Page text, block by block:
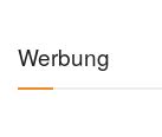
Werbung